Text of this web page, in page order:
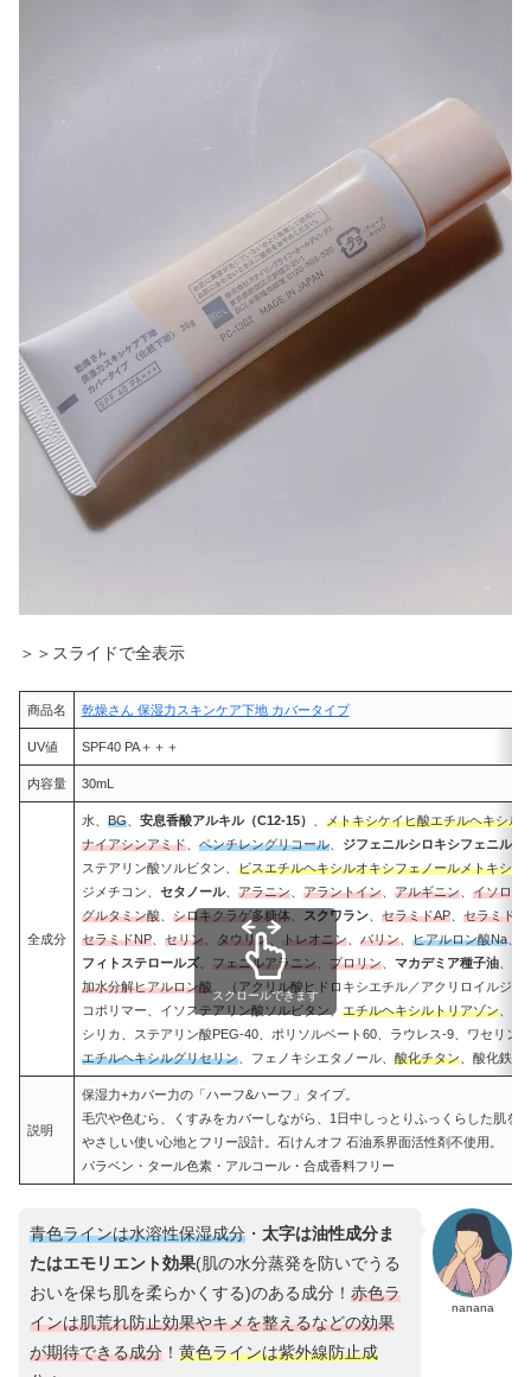
＞＞スライドで全表示
商品名 乾燥さん 保湿力スキンケア下地 カバータイプ
UV値 SPF40 PA＋＋＋
内容量 30mL
全成分
水、 BG、 安息香酸アルキル（C12-15） メトキシケイヒ酸エチルヘキシル
ナイアシンアミド、 ペンチレングリコール、
ジフェニルシロキシフェニルト
ステアリン酸ソルビタン、 ビスエチルヘキシルオキシフェノールメトキシフ
ジメチコン、 セタノール、 アラニン、 アラントイン、 アルギニン、 イソロイ
グルタミン酸、 シロキクラゲ多糖体、 スクワラン、 セラミドAP、 セラミド
セラミドNP、 セリン タウリン、 トレオニン、 バリン、 ヒアルロン酸Na、
フィトステロールズ、 フェニルアラニン プロリン、 マカデミア種子油、
加水分解ヒアルロン酸 、（アクリル酸ヒドロキシエチル／アクリロイルジメ
コポリマー、イソステアリン酸ソルビタン、 エチルヘキシルトリアゾン、キ
シリカ、ステアリン酸PEG-40、ポリソルベート60、ラウレス-9、ワセリン
エチルヘキシルグリセリン、フェノキシエタノール、 酸化チタン、酸化鉄、
説明
保湿力+カバー力の「ハーフ&ハーフ」タイプ。
毛穴や色むら、くすみをカバーしながら、1日中しっとりふっくらした肌を
やさしい使い心地とフリー設計。石けんオフ 石油系界面活性剤不使用。
パラベン・タール色素・アルコール・合成香料フリー
スクロールできます
nanana
青色ラインは水溶性保湿成分 ・ 太字は油性成分ま
たはエモリエント効果(肌の水分蒸発を防いでうる
おいを保ち肌を柔らかくする)のある成分！ 赤色ラ
インは肌荒れ防止効果やキメを整えるなどの効果
が期待できる成分 ！ 黄色ラインは紫外線防止成